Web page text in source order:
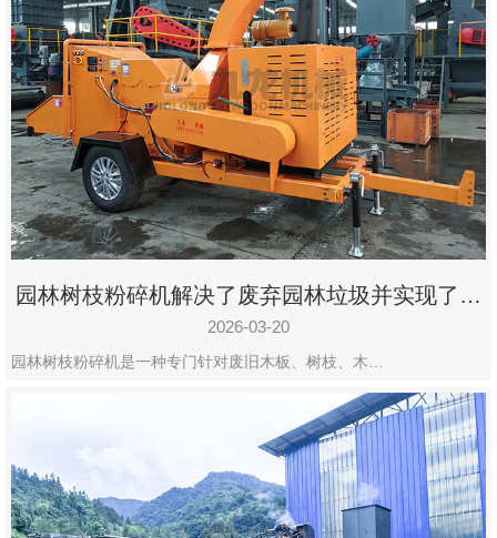
园林树枝粉碎机解决了废弃园林垃圾并实现了再
利用
2026-03-20
园林树枝粉碎机是一种专门针对废旧木板、树枝、木…